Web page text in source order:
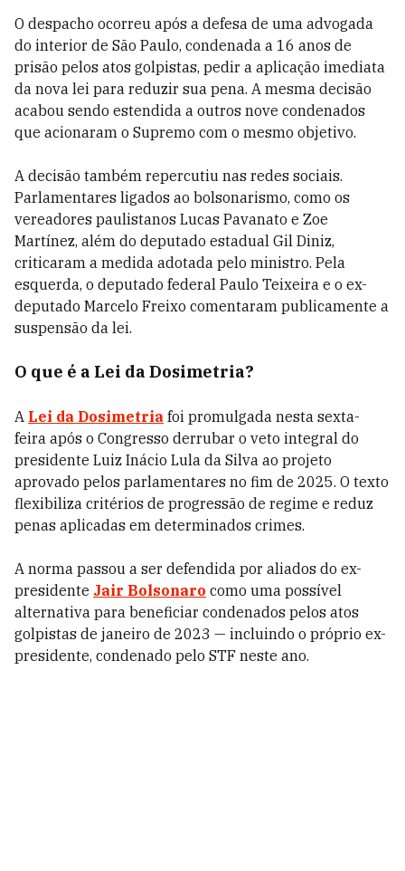
O despacho ocorreu após a defesa de uma advogada
do interior de São Paulo, condenada a 16 anos de
prisão pelos atos golpistas, pedir a aplicação imediata
da nova lei para reduzir sua pena. A mesma decisão
acabou sendo estendida a outros nove condenados
que acionaram o Supremo com o mesmo objetivo.
A decisão também repercutiu nas redes sociais.
Parlamentares ligados ao bolsonarismo, como os
vereadores paulistanos Lucas Pavanato e Zoe
Martínez, além do deputado estadual Gil Diniz,
criticaram a medida adotada pelo ministro. Pela
esquerda, o deputado federal Paulo Teixeira e o ex-
deputado Marcelo Freixo comentaram publicamente a
suspensão da lei.
O que é a Lei da Dosimetria?
A Lei da Dosimetria foi promulgada nesta sexta-
feira após o Congresso derrubar o veto integral do
presidente Luiz Inácio Lula da Silva ao projeto
aprovado pelos parlamentares no fim de 2025. O texto
flexibiliza critérios de progressão de regime e reduz
penas aplicadas em determinados crimes.
A norma passou a ser defendida por aliados do ex-
presidente Jair Bolsonaro como uma possível
alternativa para beneficiar condenados pelos atos
golpistas de janeiro de 2023 — incluindo o próprio ex-
presidente, condenado pelo STF neste ano.